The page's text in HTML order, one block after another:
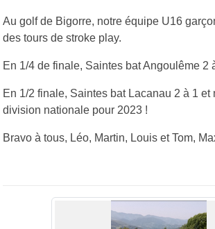
Au golf de Bigorre, notre équipe U16
des tours de stroke play.
En 1/4 de finale, Saintes bat Angoulême 2
En 1/2 finale, Saintes bat Lacanau 2 à 1 et
division nationale pour 2023 !
Bravo à tous, Léo, Martin, Louis et Tom,